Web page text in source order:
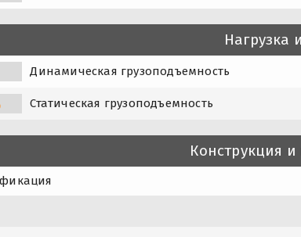
Нагрузка
Динамическая грузоподъемность
Статическая грузоподъемность
Конструкция